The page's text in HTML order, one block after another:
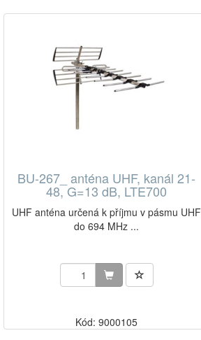
BU-267_ anténa UHF, kanál 21-
48, G=13 dB, LTE700
UHF anténa určená k příjmu v pásmu UHF
do 694 MHz ...
Kód: 9000105